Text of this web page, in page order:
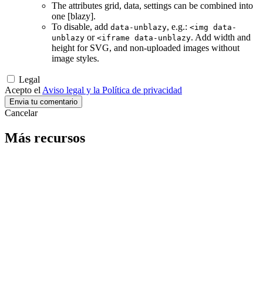
The attributes grid, data, settings can be combined into
one [blazy].
To disable, add data-unblazy, e.g.: <img data-
unblazy or <iframe data-unblazy. Add width and
height for SVG, and non-uploaded images without
image styles.
Legal
Acepto el Aviso legal y la Política de privacidad
Cancelar
Más recursos